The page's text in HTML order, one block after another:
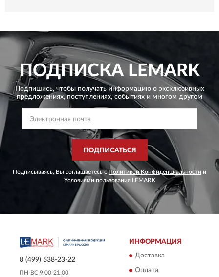
ПОДПИСКАLEMARK
Подпишись, чтобы получать информацию о эксклюзивных
предложениях, поступлениях, событиях и многом другом
ПОДПИСАТЬСЯ
Подписываясь, Вы соглашаетесь сПолитикой Конфиденциальности и
Условиями пользования LEMARK
8 (499) 638-23-22
ПН-ВС 9:00-21:00
ИНФОРМАЦИЯ
Доставка
Оплата